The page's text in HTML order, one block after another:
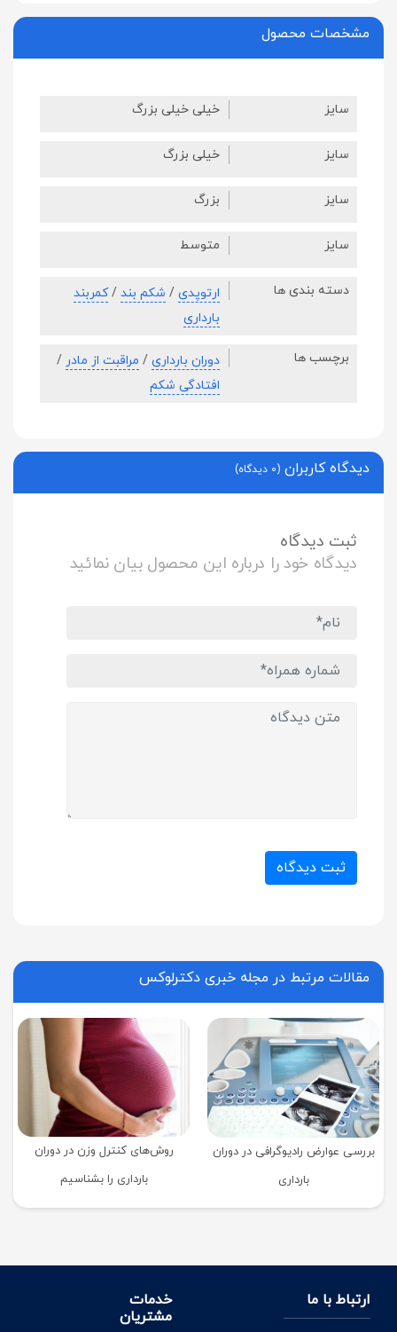
مشخصات محصول
سایز خیلی خیلی بزرگ
سایز خیلی بزرگ
سایز بزرگ
سایز متوسط
دسته بندی ها ارتوپدی / شکم بند / کمربند
بارداری
برچسب ها دوران بارداری / مراقبت از مادر /
افتادگی شکم
دیدگاه کاربران (0 دیدگاه)
ثبت دیدگاه
دیدگاه خود را درباره این محصول بیان نمائید
ثبت دیدگاه
مقالات مرتبط در مجله خبری دکترلوکس
بررسی عوارض رادیوگرافی در دوران
بارداری
روش‌های کنترل وزن در دوران
بارداری را بشناسیم
ارتباط با ما
خدمات
مشتریان